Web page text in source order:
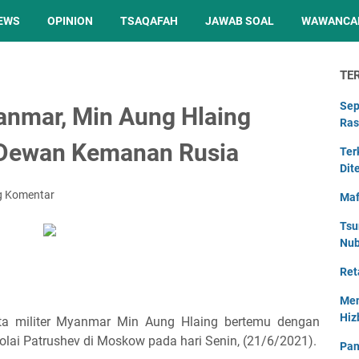
OPINION TSAQAFAH JAWAB SOAL
Min Aung Hlaing
Kemanan Rusia
Komentar
militer Myanmar Min Aung Hlaing bertemu dengan
Patrushev di Moskow pada hari Senin, (21/6/2021).